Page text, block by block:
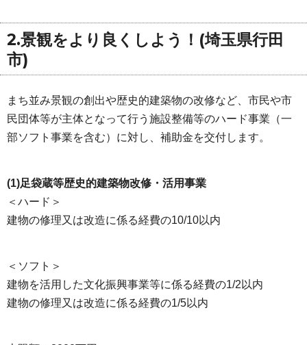
2.景観をより良くしよう！(埼玉県行田
市)
まち並み景観の創出や歴史的建築物の改修など、市民や市
民団体等が主体となって行う施設整備等のハード事業（一
部ソフト事業を含む）に対し、補助金を交付します。
(1)足袋蔵等歴史的建築物改修・活用事業
＜ハード＞
建物の修理又は改造に係る経費の10/10以内
＜ソフト＞
建物を活用した文化振興事業等に係る経費の1/2以内
建物の修理又は改造に係る経費の1/5以内